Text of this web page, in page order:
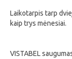
Laikotarpis tarp
kaip trys mėnesiai.
VISTABEL